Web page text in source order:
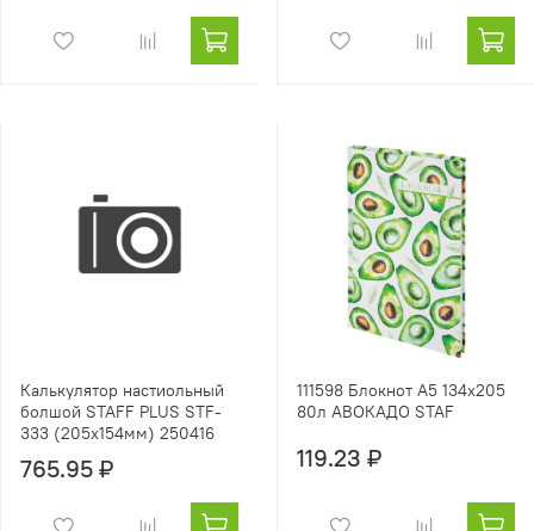
Калькулятор настиольный
болшой STAFF PLUS STF-
333 (205х154мм) 250416
765.95 ₽
111598 Блокнот А5 134х205
80л АВОКАДО STAF
119.23 ₽